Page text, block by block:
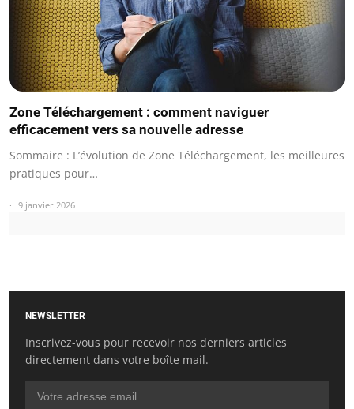
Zone Téléchargement : comment naviguer
efficacement vers sa nouvelle adresse
Sommaire : L’évolution de Zone Téléchargement, les meilleures
pratiques pour…
9 janvier 2026
NEWSLETTER
Inscrivez-vous pour recevoir nos derniers articles
directement dans votre boîte mail.